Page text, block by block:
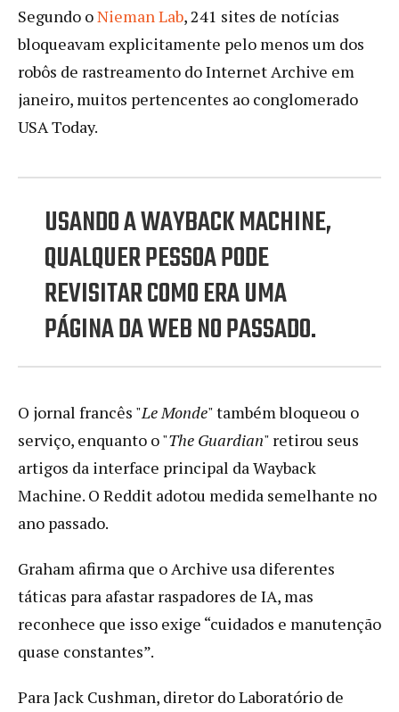
Segundo oNieman Lab, 241 sites de notícias
bloqueavam explicitamente pelo menos um dos
robôs de rastreamento do Internet Archive em
janeiro, muitos pertencentes ao conglomerado
USA Today.
USANDO A WAYBACK MACHINE,
QUALQUER PESSOA PODE
REVISITAR COMO ERA UMA
PÁGINA DA WEB NO PASSADO.
O jornal francês "Le Monde" também bloqueou o
serviço, enquanto o "The Guardian" retirou seus
artigos da interface principal da Wayback
Machine. O Reddit adotou medida semelhante no
ano passado.
Graham afirma que o Archive usa diferentes
táticas para afastar raspadores de IA, mas
reconhece que isso exige “cuidados e manutenção
quase constantes”.
Para Jack Cushman, diretor do Laboratório de